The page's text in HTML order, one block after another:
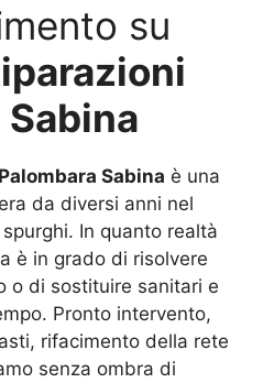
su
Sabina
Sabina è una
da diversi anni nel
In quanto realtà
è in grado di risolvere
o di sostituire sanitari e
Pronto intervento,
rifacimento della rete
senza ombra di